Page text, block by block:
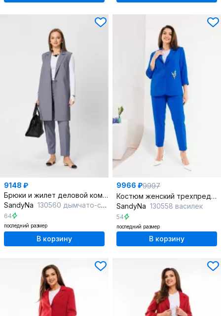
9148 ₽
Брюки и жилет деловой комплекта из текстиля
SandyNa 130560 дымчато-серый
64
последний размер
В корзину
9966 ₽9997
Костюм женский трехпредметный из текстиля с топом и кокетливыми брюками
SandyNa 130558 василек
54
последний размер
В корзину